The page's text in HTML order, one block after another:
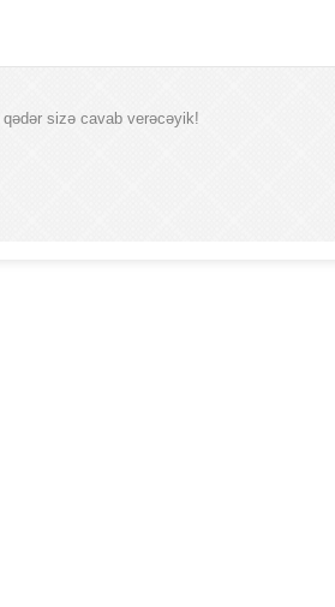
qədər sizə cavab verəcəyik!